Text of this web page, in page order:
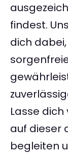
findest.
dich
Lasse dich
auf dieser
begleiten